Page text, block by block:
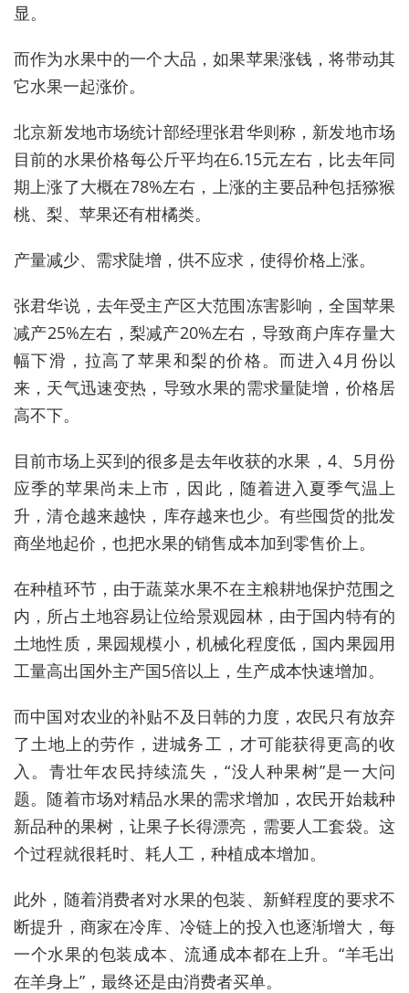
显。
而作为水果中的一个大品，如果苹果涨钱，将带动其
它水果一起涨价。
北京新发地市场统计部经理张君华则称，新发地市场
目前的水果价格每公斤平均在6.15元左右，比去年同
期上涨了大概在78%左右，上涨的主要品种包括猕猴
桃、梨、苹果还有柑橘类。
产量减少、需求陡增，供不应求，使得价格上涨。
张君华说，去年受主产区大范围冻害影响，全国苹果
减产25%左右，梨减产20%左右，导致商户库存量大
幅下滑，拉高了苹果和梨的价格。而进入4月份以
来，天气迅速变热，导致水果的需求量陡增，价格居
高不下。
目前市场上买到的很多是去年收获的水果，4、5月份
应季的苹果尚未上市，因此，随着进入夏季气温上
升，清仓越来越快，库存越来也少。有些囤货的批发
商坐地起价，也把水果的销售成本加到零售价上。
在种植环节，由于蔬菜水果不在主粮耕地保护范围之
内，所占土地容易让位给景观园林，由于国内特有的
土地性质，果园规模小，机械化程度低，国内果园用
工量高出国外主产国5倍以上，生产成本快速增加。
而中国对农业的补贴不及日韩的力度，农民只有放弃
了土地上的劳作，进城务工，才可能获得更高的收
入。青壮年农民持续流失，“没人种果树”是一大问
题。 随着市场对精品水果的需求增加，农民开始栽种
新品种的果树，让果子长得漂亮，需要人工套袋。这
个过程就很耗时、耗人工，种植成本增加。
此外，随着消费者对水果的包装、新鲜程度的要求不
断提升，商家在冷库、冷链上的投入也逐渐增大，每
一个水果的包装成本、流通成本都在上升。“羊毛出
在羊身上”，最终还是由消费者买单。